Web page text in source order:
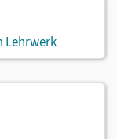
Lehrwerk